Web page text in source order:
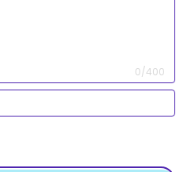
0/400